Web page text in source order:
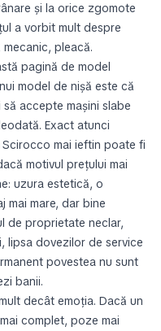
și la orice zgomote
a vorbit mult despre
pleacă.
pagină de model
model de nișă este că
accepte mașini slabe
Exact atunci
mai ieftin poate fi
motivul prețului mai
uzura estetică, o
mai mare, dar bine
de proprietate neclar,
lipsa dovezilor de service
povestea nu sunt
banii.
decât emoția. Dacă un
complet, poze mai